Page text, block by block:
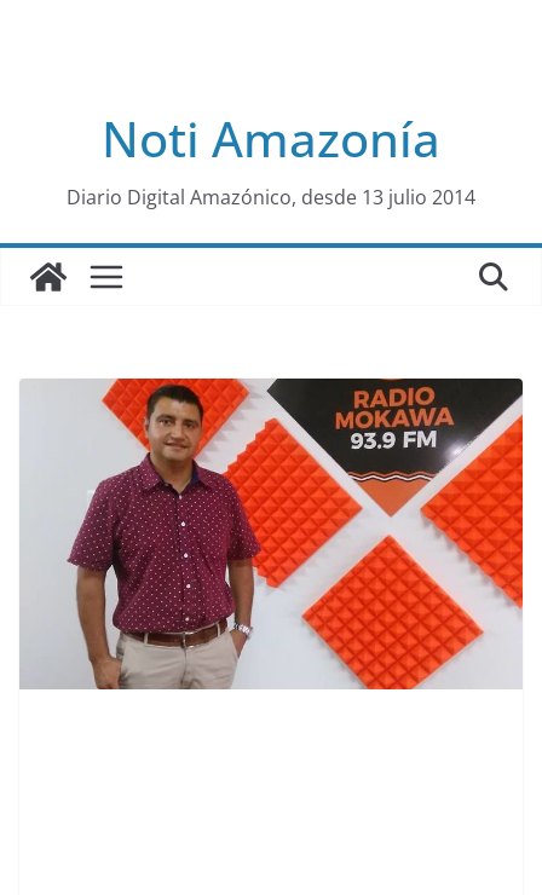
al
Noti Amazonía
Diario Digital Amazónico, desde 13 julio 2014